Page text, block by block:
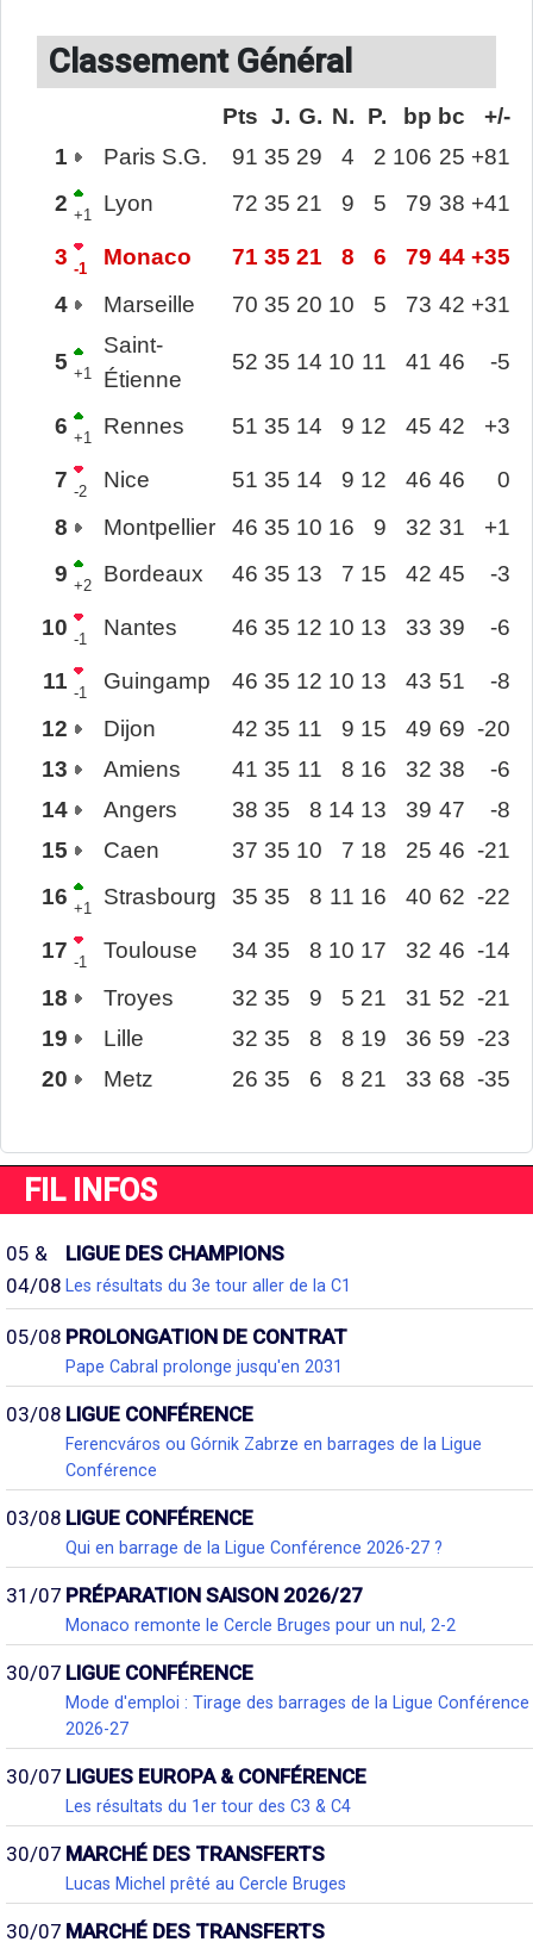
Classement Général
Pts J. G. N. P. bp bc
+/-
1
Paris S.G. 91 35 29 4 2 106 25 +81
2 +1 Lyon 72 35 21 9 5 79 38 +41
3 -1 Monaco 71 35 21 8 6 79 44 +35
4
Marseille 70 35 20 10 5 73 42 +31
5 +1
Saint-
Étienne
52 35 14 10 11 41 46 -5
6 +1 Rennes 51 35 14 9 12 45 42 +3
7 -2 Nice 51 35 14 9 12 46 46
0
8
Montpellier 46 35 10 16 9 32 31
+1
9 +2 Bordeaux 46 35 13 7 15 42 45 -3
10 -1 Nantes 46 35 12 10 13 33 39 -6
11 -1 Guingamp 46 35 12 10 13 43 51
-8
12
Dijon 42 35 11 9 15 49 69 -20
13
Amiens 41 35 11 8 16 32 38
-6
14
Angers 38 35 8 14 13 39 47
-8
15
Caen 37 35 10 7 18 25 46 -21
16 +1 Strasbourg 35 35 8 11 16 40 62 -22
17 -1 Toulouse 34 35 8 10 17 32 46 -14
18
Troyes 32 35 9 5 21 31 52 -21
19
Lille 32 35 8 8 19 36 59 -23
20
Metz 26 35 6 8 21 33 68 -35
FIL INFOS
05 &
04/08
LIGUE DES CHAMPIONS
Les résultats du 3e tour aller de la C1
05/08 PROLONGATION DE CONTRAT
Pape Cabral prolonge jusqu'en 2031
03/08 LIGUE CONFÉRENCE
Ferencváros ou Górnik Zabrze en barrages de la Ligue
Conférence
03/08 LIGUE CONFÉRENCE
Qui en barrage de la Ligue Conférence 2026-27 ?
31/07 PRÉPARATION SAISON 2026/27
Monaco remonte le Cercle Bruges pour un nul, 2-2
30/07 LIGUE CONFÉRENCE
Mode d'emploi : Tirage des barrages de la Ligue Conférence
2026-27
30/07 LIGUES EUROPA & CONFÉRENCE
Les résultats du 1er tour des C3 & C4
30/07 MARCHÉ DES TRANSFERTS
Lucas Michel prêté au Cercle Bruges
30/07 MARCHÉ DES TRANSFERTS